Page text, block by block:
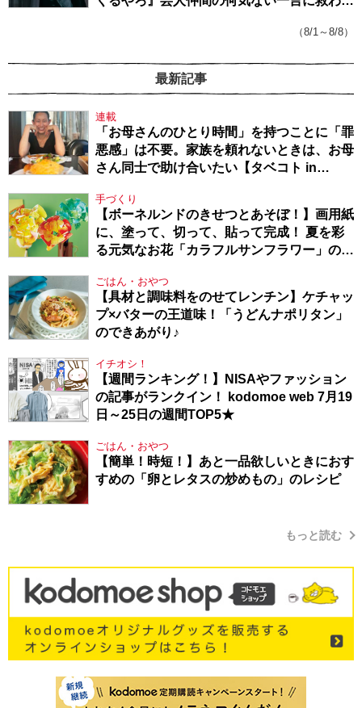
（8/1～8/8）
最新記事
連載
「お母さんのひとり時間」を持つことに「罪
悪感」は不要。家族を頼れないときは、お母
さん同士で助け合いたい【タベコト in
手づくり
【ボーネルンドのきせつとあそぼ！】画用紙
に、塗って、切って、貼って完成！ 夏を彩
る元気なお花「カラフルサンフラワー」の作
ごはん・おやつ
【具材と調味料をのせてレンチン】ケチャッ
プ×バターの王道味！「うどんナポリタン」
のできあがり♪
イチオシ！
【週間ランキング！】NISAやファッション
の記事がランクイン！ kodomoe web 7月19
日～25日の週間TOP5★
ごはん・おやつ
【簡単！時短！】あと一品欲しいときにおす
すめの「卵とレタスの炒めもの」のレシピ
もっと読む